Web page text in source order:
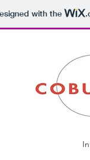
with the